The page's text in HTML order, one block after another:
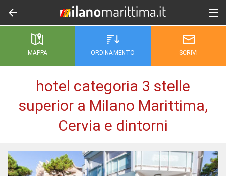
MAPPA ORDINAMENTO SCRIVI
hotel categoria 3 stelle
superior a Milano Marittima,
Cervia e dintorni